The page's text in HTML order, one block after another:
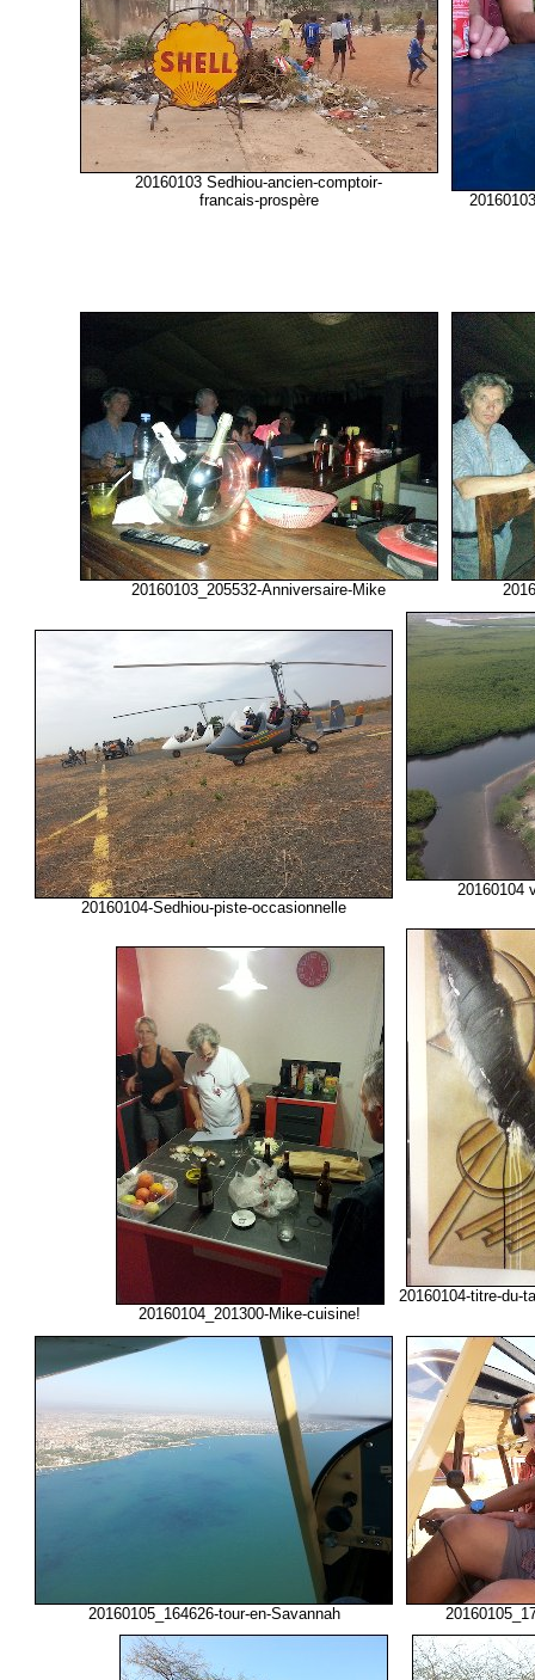
20160103 Sedhiou-ancien-comptoir-
francais-prospère
20160103_205532-Anniversaire-Mike
20160104-Sedhiou-piste-occasionnelle
20160104
20160104_201300-Mike-cuisine!
20160104-titre-du-
20160105_164626-tour-en-Savannah